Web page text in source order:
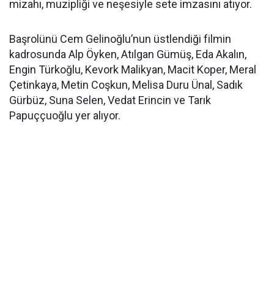
mizahı, muzipliği ve neşesiyle sete imzasını atıyor.
Başrolünü Cem Gelinoğlu’nun üstlendiği filmin
kadrosunda Alp Öyken, Atılgan Gümüş, Eda Akalın,
Engin Türkoğlu, Kevork Malikyan, Macit Koper, Meral
Çetinkaya, Metin Coşkun, Melisa Duru Ünal, Sadık
Gürbüz, Suna Selen, Vedat Erincin ve Tarık
Papuççuoğlu yer alıyor.